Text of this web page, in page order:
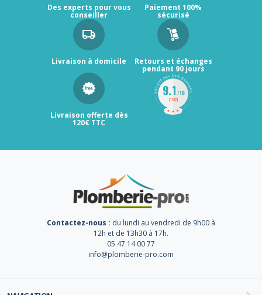
Des experts pour vous
conseiller
Paiement 100%
sécurisé
Livraison à domicile Retours et échanges
pendant 90 jours
Livraison offerte dès
120€ TTC
Contactez-nous : du lundi au vendredi de 9h00 à
12h et de 13h30 à 17h.
05 47 14 00 77
info@plomberie-pro.com